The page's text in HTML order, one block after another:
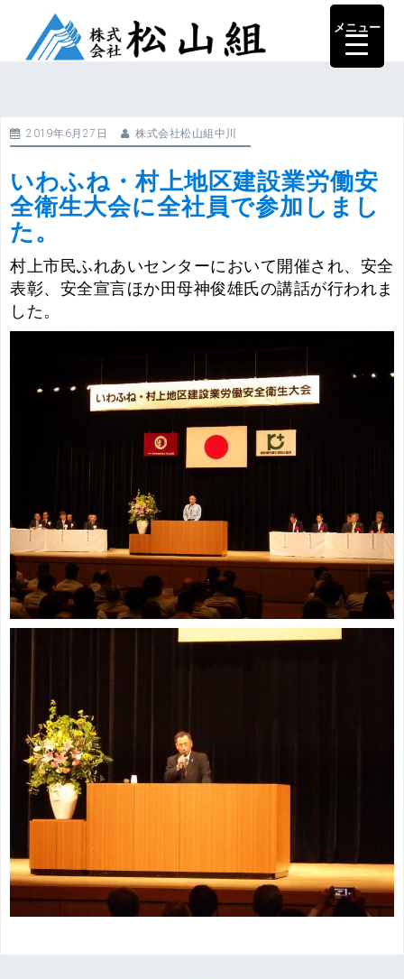
ス
ッ
プ
2019年6月27日 株式会社松山組中川
いわふね・村上地区建設業労働安
全衛生大会に全社員で参加しまし
た。
村上市民ふれあいセンターにおいて開催され、安全
表彰、安全宣言ほか田母神俊雄氏の講話が行われま
した。
メニュー